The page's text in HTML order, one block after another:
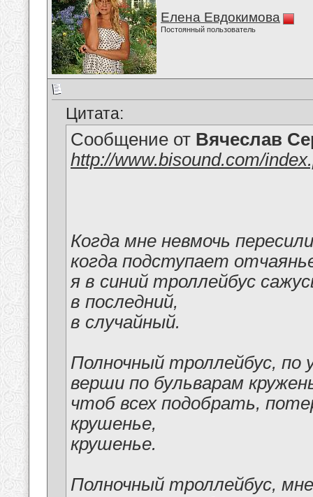
Елена Евдокимова
Постоянный пользователь
Цитата:
Сообщение от Вячеслав
http://www.bisound.com/
Когда мне невмочь
когда подступает
я в синий троллейбус
в последний,
в случайный.
Полночный троллейбус, по
верши по бульварам
чтоб всех подобрать,
крушенье,
крушенье.
Полночный троллейбус,